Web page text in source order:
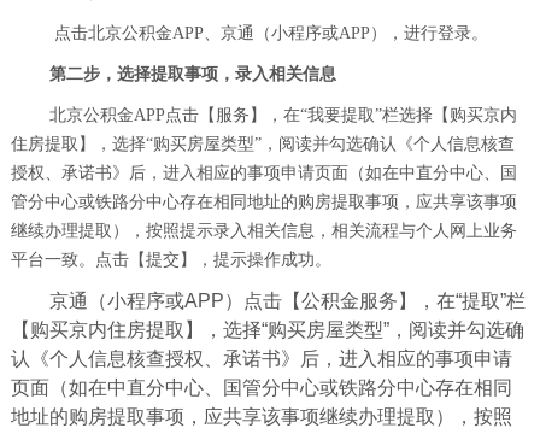
点击北京公积金APP、京通（小程序或APP），进行登录。
第二步，选择提取事项，录入相关信息
北京公积金APP点击【服务】，在“我要提取”栏选择【购买京内
住房提取】，选择“购买房屋类型”，阅读并勾选确认《个人信息核查
授权、承诺书》后，进入相应的事项申请页面（如在中直分中心、国
管分中心或铁路分中心存在相同地址的购房提取事项，应共享该事项
继续办理提取），按照提示录入相关信息，相关流程与个人网上业务
平台一致。点击【提交】，提示操作成功。
京通（小程序或APP）点击【公积金服务】，在“提取”栏
【购买京内住房提取】，选择“购买房屋类型”，阅读并勾选确
认《个人信息核查授权、承诺书》后，进入相应的事项申请
页面（如在中直分中心、国管分中心或铁路分中心存在相同
地址的购房提取事项，应共享该事项继续办理提取），按照